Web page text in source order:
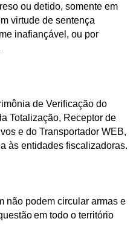
ou detido, somente em
virtude de sentença
inafiançável, ou por
de Verificação do
Totalização, Receptor de
e do Transportador WEB,
às entidades fiscalizadoras.
não podem circular armas e
em todo o território